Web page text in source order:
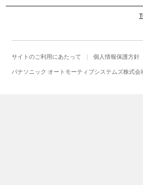
サイトのご利用にあたって 個人情報保護方針
パナソニック オートモーティブシステムズ株式会